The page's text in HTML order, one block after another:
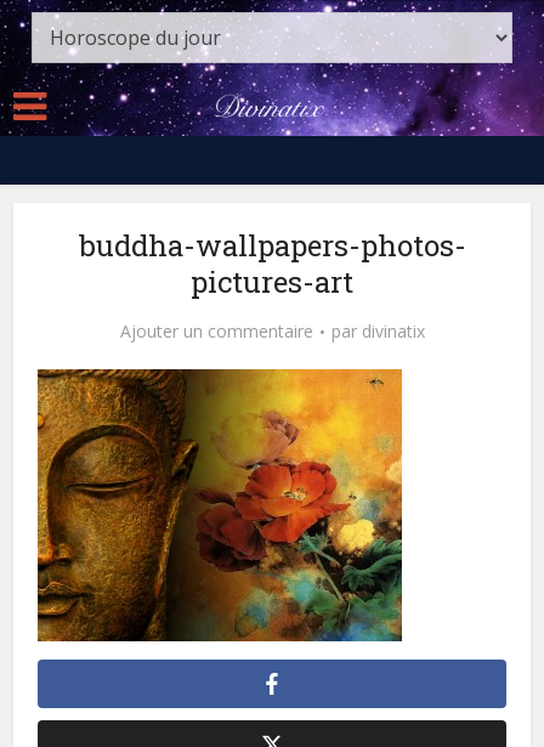
buddha-wallpapers-photos-
pictures-art
Ajouter un commentaire par divinatix